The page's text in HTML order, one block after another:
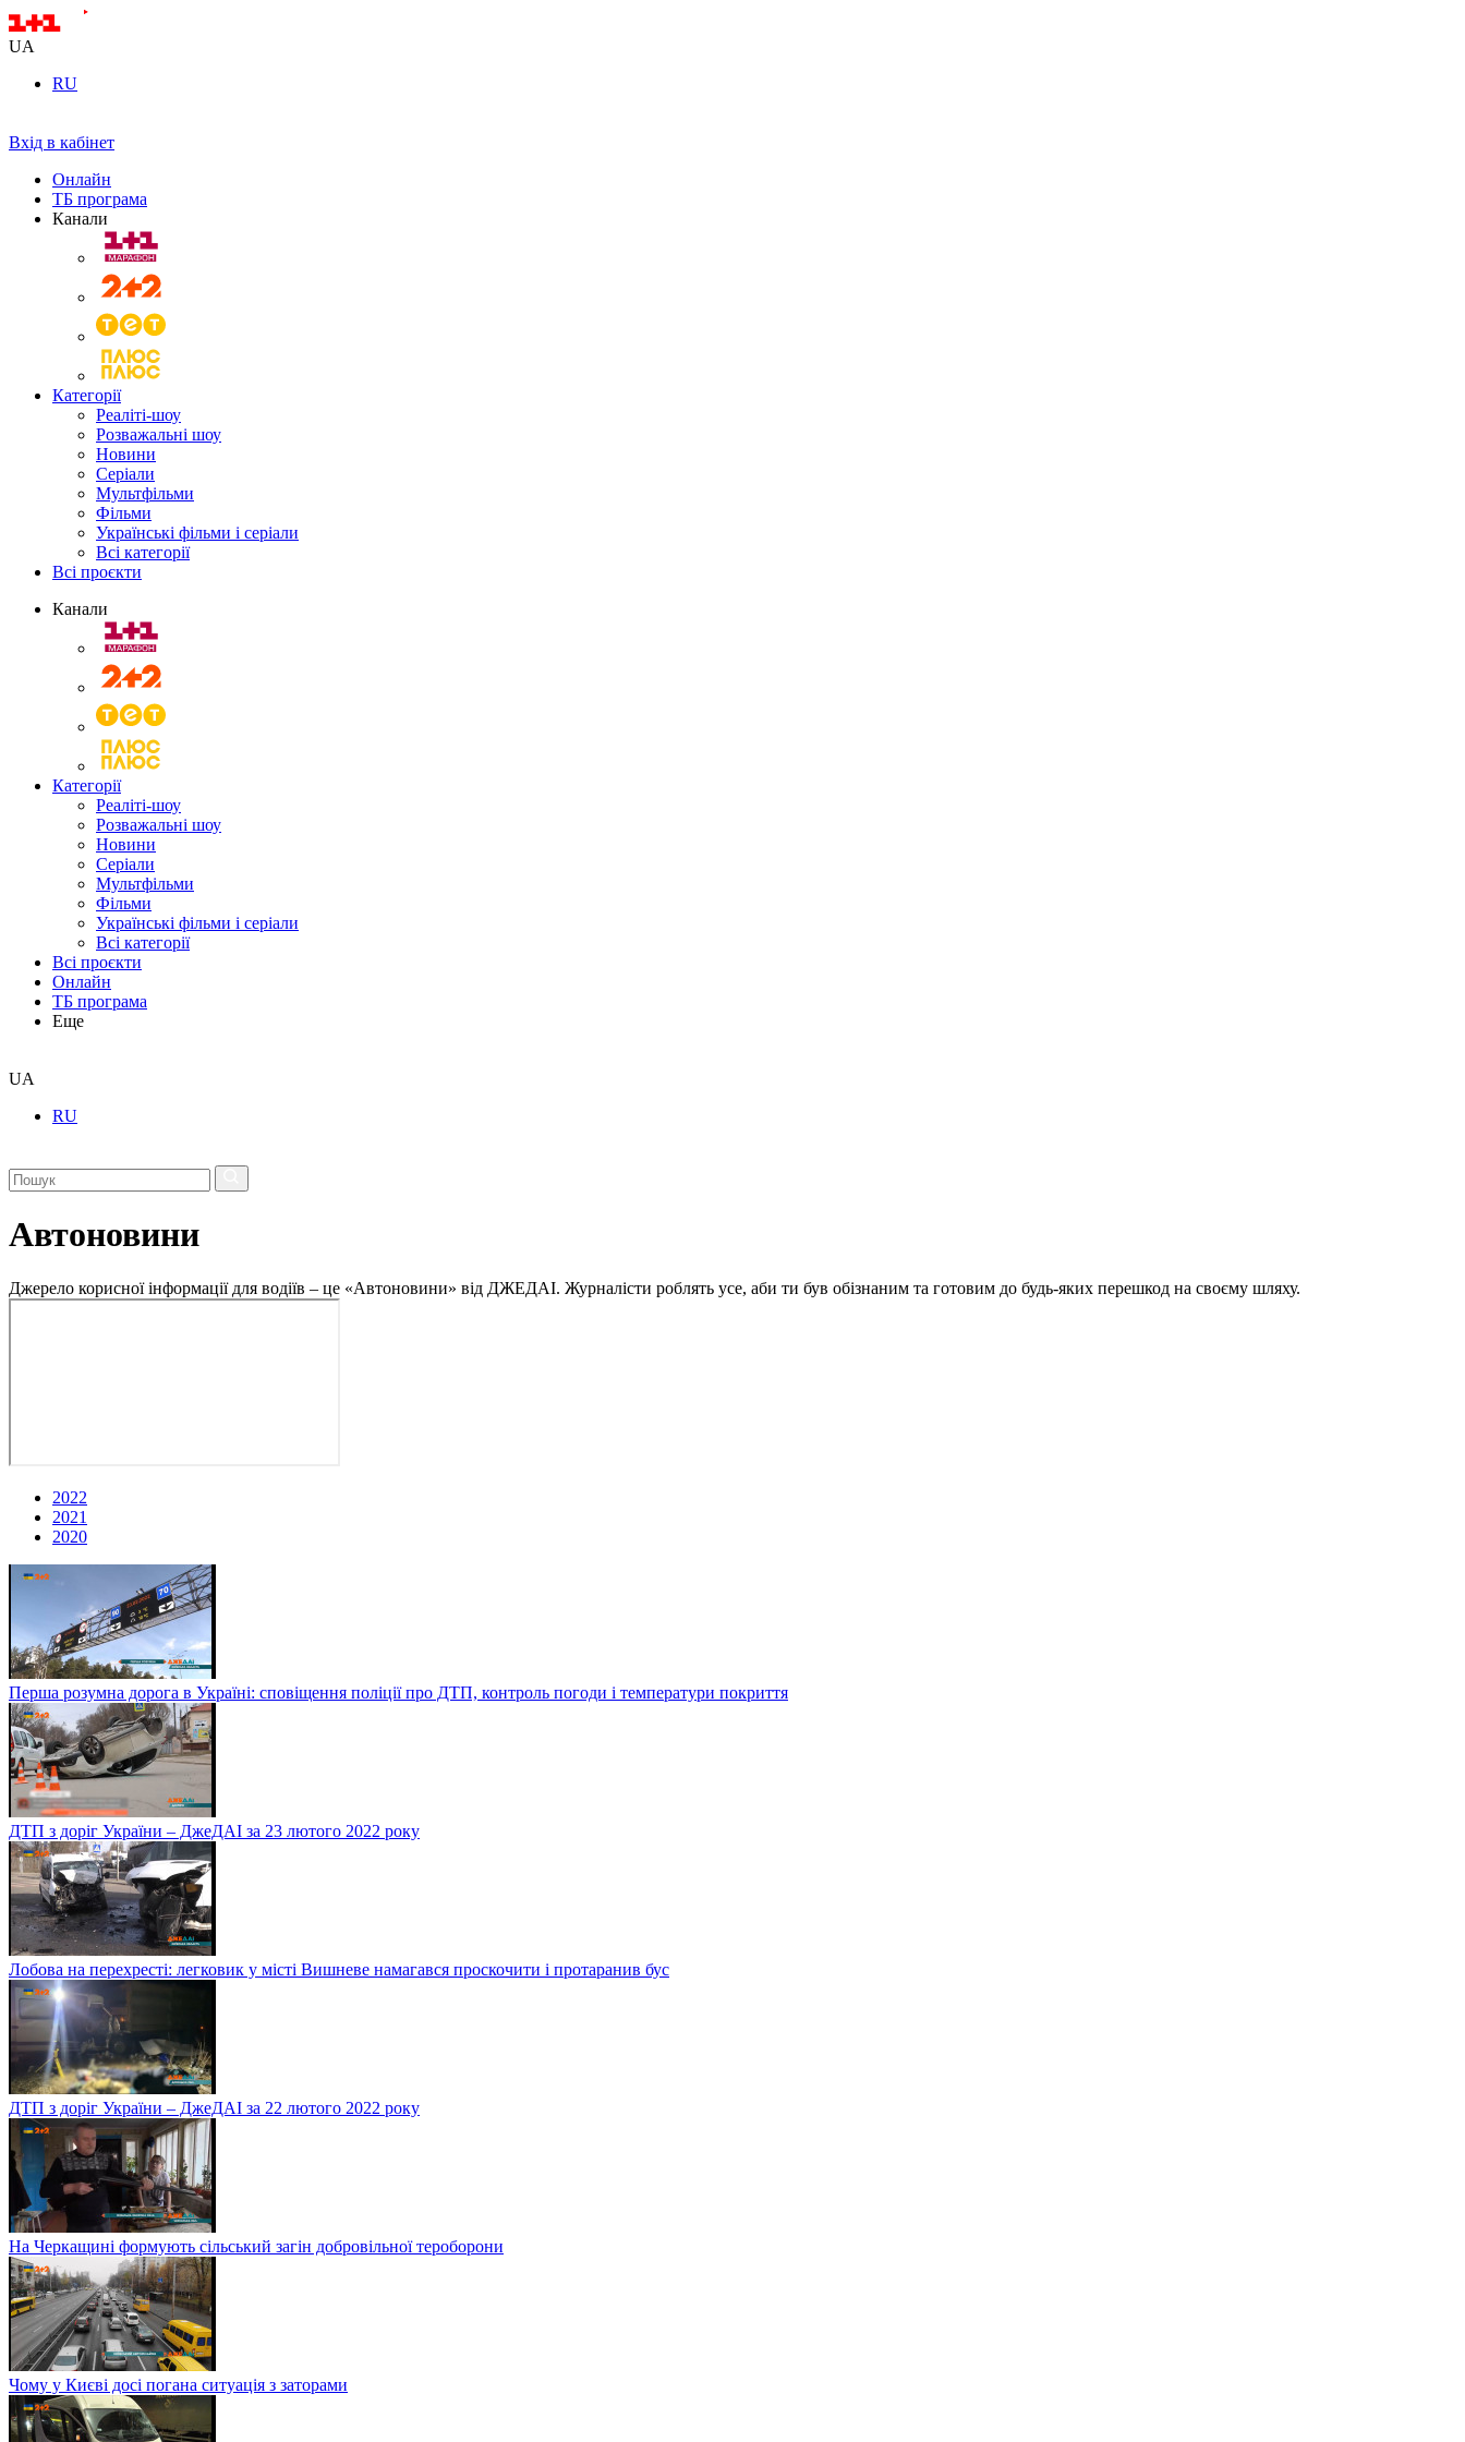
UA
RU
Вхід в кабінет
Онлайн
ТБ програма
Канали
Категорії
Реаліті-шоу
Розважальні шоу
Новини
Серіали
Мультфільми
Фільми
Українські фільми і серіали
Всі категорії
Всі проєкти
Канали
Категорії
Реаліті-шоу
Розважальні шоу
Новини
Серіали
Мультфільми
Фільми
Українські фільми і серіали
Всі категорії
Всі проєкти
Онлайн
ТБ програма
Еще
UA
RU
Автоновини
Джерело корисної інформації для водіїв – це «Автоновини» від ДЖЕДАІ. Журналісти роблять усе, аби ти був обізнаним та готовим до будь-яких перешкод на своєму шляху.
2022
2021
2020
Перша розумна дорога в Україні: сповіщення поліції про ДТП, контроль погоди і температури покриття
ДТП з доріг України – ДжеДАІ за 23 лютого 2022 року
Лобова на перехресті: легковик у місті Вишневе намагався проскочити і протаранив бус
ДТП з доріг України – ДжеДАІ за 22 лютого 2022 року
На Черкащині формують сільський загін добровільної тероборони
Чому у Києві досі погана ситуація з заторами